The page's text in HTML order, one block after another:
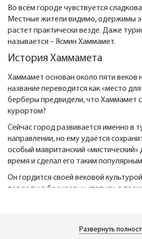
Во всём городе чувствуется
Местные жители видимо, одержимы
растет практически везде. Даже
называется – Ясмин Хаммамет.
История Хаммамета
Хаммамет основан около пяти веков
название переводится как «место
берберы предвидели, что Хаммамет
курортом?
Сейчас город развивается именно в
направлении, но ему удаётся
особый мавританский «мистический»
время и сделал его таким
Он гордится своей вековой
повсюду: в бронзовых статуях, в
Хаммамет стал популярен в
Развернуть